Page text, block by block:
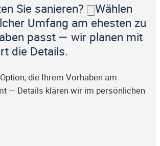
Sie sanieren?
Wählen
Umfang am ehesten zu
passt — wir planen mit
die Details.
die Ihrem Vorhaben am
— Details klären wir im persönlichen